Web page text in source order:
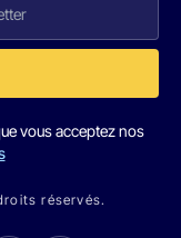
vous acceptez nos
réservés.